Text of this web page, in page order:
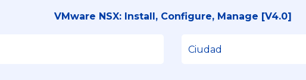
VMware NSX: Install, Configure, Manage [V4.0]